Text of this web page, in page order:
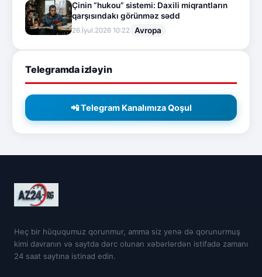
Çinin “hukou” sistemi: Daxili miqrantların
qarşısındakı görünməz sədd
26.İyul.2026 10:22 Avropa
Telegramda izləyin
📲 Telegram Kanalımıza Qoşul
Heç bir hüququmuz qorunmur, amma siz yenə də qorunurmuş
kimi davranın və saytda dərc olunan xəbərlərdən istifadə zamanı
24 saat saytına istinad edin.